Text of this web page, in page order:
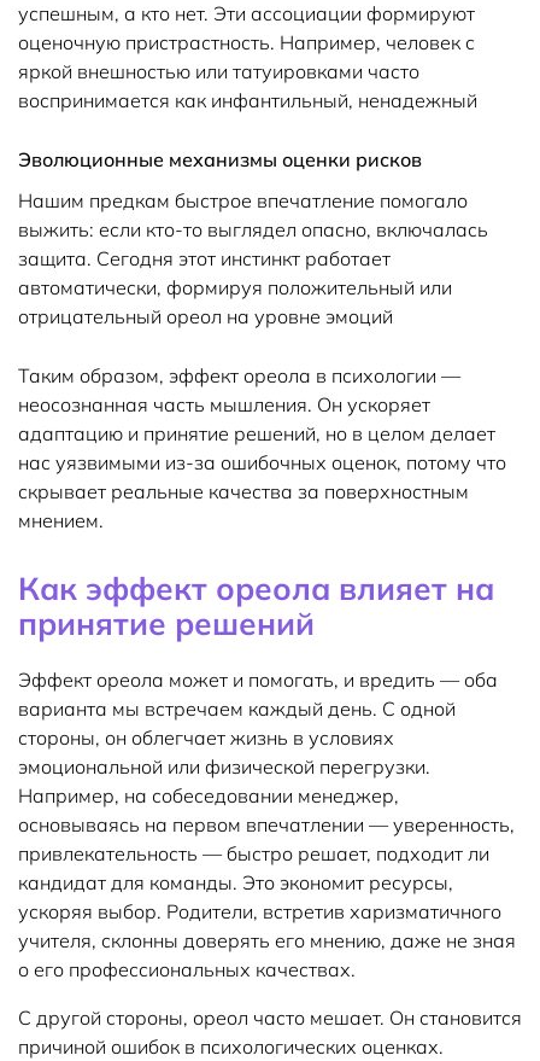
успешным, а кто нет. Эти ассоциации формируют
оценочную пристрастность. Например, человек с
яркой внешностью или татуировками часто
воспринимается как инфантильный, ненадежный
Эволюционные механизмы оценки рисков
Нашим предкам быстрое впечатление помогало
выжить: если кто-то выглядел опасно, включалась
защита. Сегодня этот инстинкт работает
автоматически, формируя положительный или
отрицательный ореол на уровне эмоций
Таким образом, эффект ореола в психологии —
неосознанная часть мышления. Он ускоряет
адаптацию и принятие решений, но в целом делает
нас уязвимыми из-за ошибочных оценок, потому что
скрывает реальные качества за поверхностным
мнением.
Как эффект ореола влияет на
принятие решений
Эффект ореола может и помогать, и вредить — оба
варианта мы встречаем каждый день. С одной
стороны, он облегчает жизнь в условиях
эмоциональной или физической перегрузки.
Например, на собеседовании менеджер,
основываясь на первом впечатлении — уверенность,
привлекательность — быстро решает, подходит ли
кандидат для команды. Это экономит ресурсы,
ускоряя выбор. Родители, встретив харизматичного
учителя, склонны доверять его мнению, даже не зная
о его профессиональных качествах.
С другой стороны, ореол часто мешает. Он становится
причиной ошибок в психологических оценках.